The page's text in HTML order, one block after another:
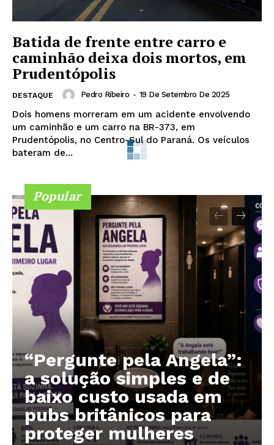
Batida de frente entre carro e
caminhão deixa dois mortos, em
Prudentópolis
DESTAQUE Pedro Ribeiro - 19 De Setembro De 2025
Dois homens morreram em um acidente envolvendo
um caminhão e um carro na BR-373, em
Prudentópolis, no Centro-Sul do Paraná. Os veículos
bateram de...
Popular
“Pergunte pela Angela”:
a solução simples e de
baixo custo usada em
pubs britânicos para
proteger mulheres